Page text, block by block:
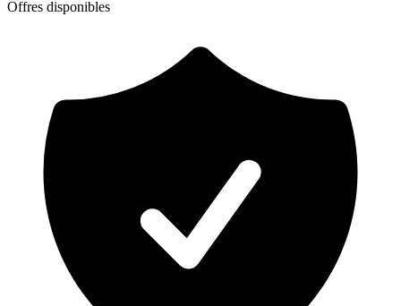
Offres disponibles